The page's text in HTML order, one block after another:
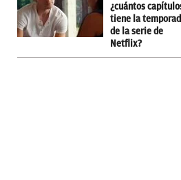
¿cuántos
tiene la
de la serie de
Netflix?